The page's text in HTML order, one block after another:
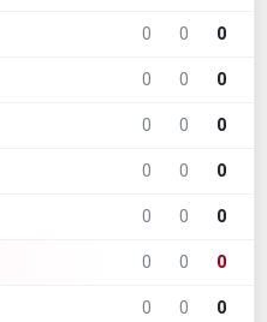
0 0 0
0 0 0
0 0 0
0 0 0
0 0 0
0 0 0
0 0 0